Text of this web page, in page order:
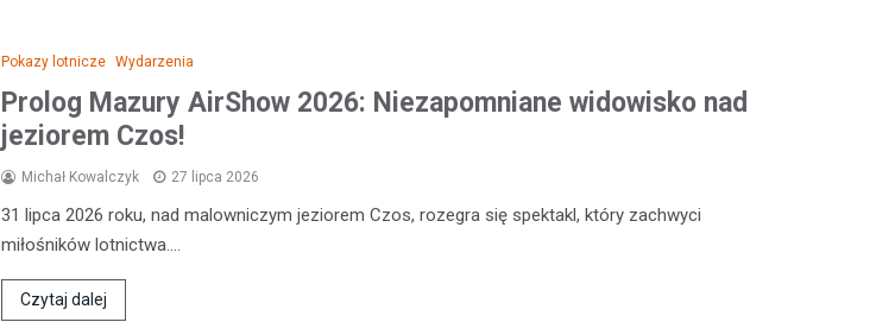
Pokazy lotnicze Wydarzenia
Prolog Mazury AirShow 2026: Niezapomniane widowisko nad
jeziorem Czos!
Michał Kowalczyk 27 lipca 2026
31 lipca 2026 roku, nad malowniczym jeziorem Czos, rozegra się spektakl, który zachwyci
miłośników lotnictwa.…
Czytaj dalej